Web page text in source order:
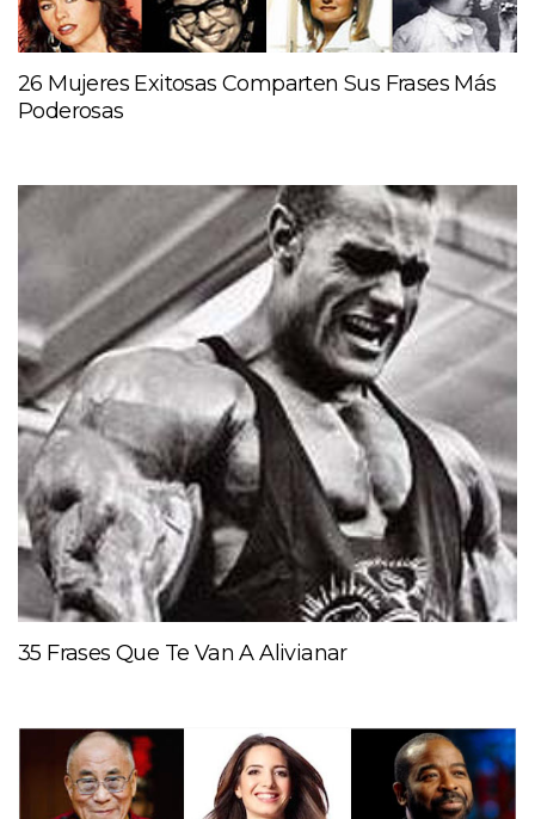
26 Mujeres Exitosas Comparten Sus Frases Más
Poderosas
35 Frases Que Te Van A Alivianar